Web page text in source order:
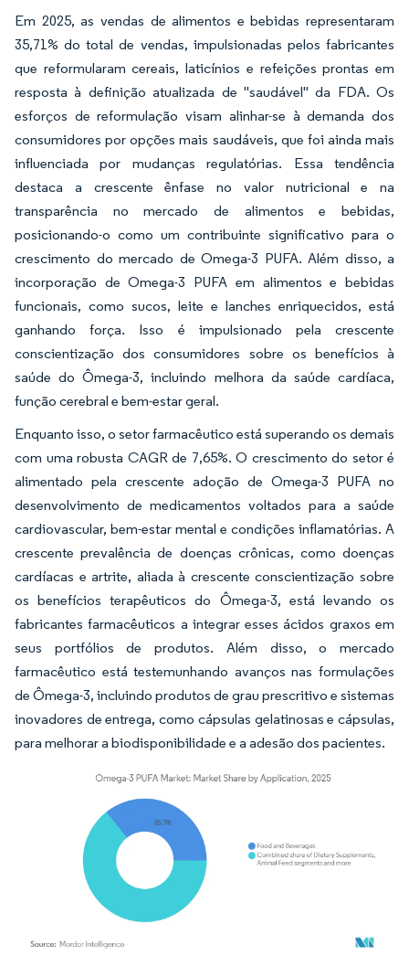
Em 2025, as vendas de alimentos e bebidas representaram
35,71% do total de vendas, impulsionadas pelos fabricantes
que reformularam cereais, laticínios e refeições prontas em
resposta à definição atualizada de "saudável" da FDA. Os
esforços de reformulação visam alinhar-se à demanda dos
consumidores por opções mais saudáveis, que foi ainda mais
influenciada por mudanças regulatórias. Essa tendência
destaca a crescente ênfase no valor nutricional e na
transparência no mercado de alimentos e bebidas,
posicionando-o como um contribuinte significativo para o
crescimento do mercado de Omega-3 PUFA. Além disso, a
incorporação de Omega-3 PUFA em alimentos e bebidas
funcionais, como sucos, leite e lanches enriquecidos, está
ganhando força. Isso é impulsionado pela crescente
conscientização dos consumidores sobre os benefícios à
saúde do Ômega-3, incluindo melhora da saúde cardíaca,
função cerebral e bem-estar geral.
Enquanto isso, o setor farmacêutico está superando os demais
com uma robusta CAGR de 7,65%. O crescimento do setor é
alimentado pela crescente adoção de Omega-3 PUFA no
desenvolvimento de medicamentos voltados para a saúde
cardiovascular, bem-estar mental e condições inflamatórias. A
crescente prevalência de doenças crônicas, como doenças
cardíacas e artrite, aliada à crescente conscientização sobre
os benefícios terapêuticos do Ômega-3, está levando os
fabricantes farmacêuticos a integrar esses ácidos graxos em
seus portfólios de produtos. Além disso, o mercado
farmacêutico está testemunhando avanços nas formulações
de Ômega-3, incluindo produtos de grau prescritivo e sistemas
inovadores de entrega, como cápsulas gelatinosas e cápsulas,
para melhorar a biodisponibilidade e a adesão dos pacientes.